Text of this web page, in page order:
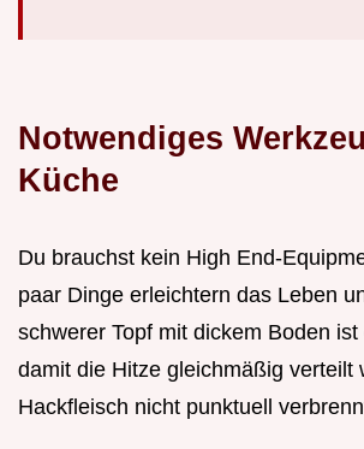
Notwendiges
Küche
Du brauchst kein High End-
paar Dinge erleichtern das Leben
schwerer Topf mit dickem Boden ist
damit die Hitze gleichmäßig verteilt
Hackfleisch nicht punktuell